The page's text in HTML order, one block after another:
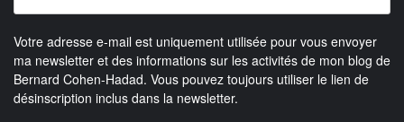
Votre adresse e-mail est uniquement utilisée pour vous envoyer
ma newsletter et des informations sur les activités de mon blog de
Bernard Cohen-Hadad. Vous pouvez toujours utiliser le lien de
désinscription inclus dans la newsletter.